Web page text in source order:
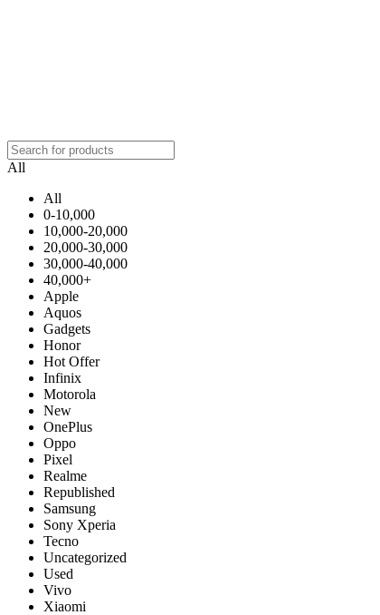
All
All
0-10,000
10,000-20,000
20,000-30,000
30,000-40,000
40,000+
Apple
Aquos
Gadgets
Honor
Hot Offer
Infinix
Motorola
New
OnePlus
Oppo
Pixel
Realme
Republished
Samsung
Sony Xperia
Tecno
Uncategorized
Used
Vivo
Xiaomi